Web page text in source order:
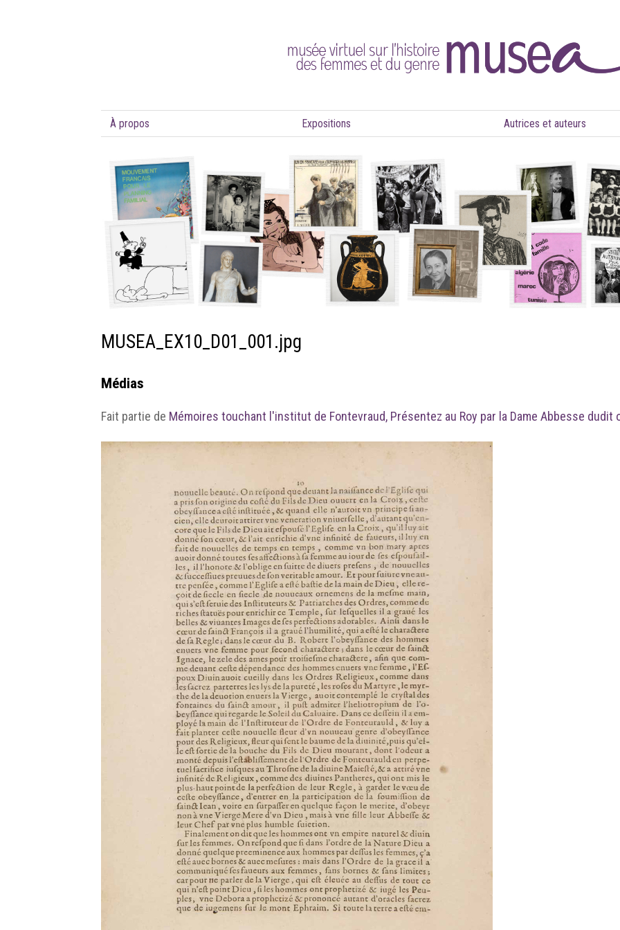
À propos Expositions Autrices et auteurs
MUSEA_EX10_D01_001.jpg
Médias
Fait partie de Mémoires touchant l'institut de Fontevraud, Présentez au Roy par la Dame Abbesse dudit